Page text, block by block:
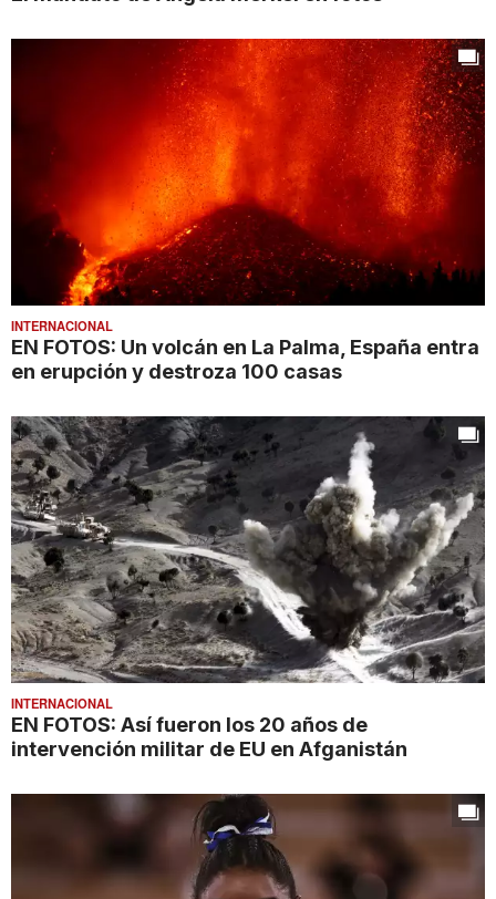
INTERNACIONAL
EN FOTOS: Un volcán en La Palma, España entra
en erupción y destroza 100 casas
INTERNACIONAL
EN FOTOS: Así fueron los 20 años de
intervención militar de EU en Afganistán